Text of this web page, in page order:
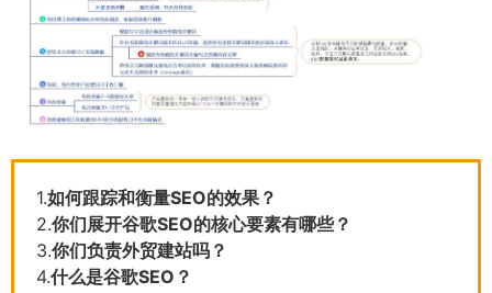
1.如何跟踪和衡量SEO的效果？
2.你们展开谷歌SEO的核心要素有哪些？
3.你们负责外贸建站吗？
4.什么是谷歌SEO？